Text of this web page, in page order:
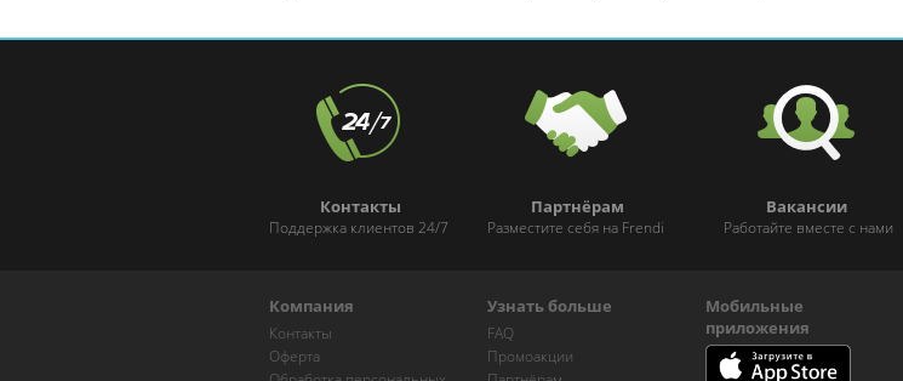
Контакты
Поддержка клиентов 24/7
Партнёрам
Разместите себя на Frendi
Вакансии
Работайте вместе с нами
Компания
Контакты
Оферта
Узнать больше
FAQ
Промоакции
Мобильные
приложения